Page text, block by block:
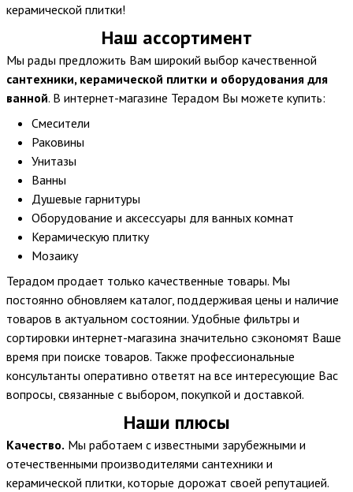
керамической плитки!
Наш ассортимент
Мы рады предложить Вам широкий выбор качественной
сантехники, керамической плитки и оборудования для
ванной. В интернет-магазине Терадом Вы можете купить:
Смесители
Раковины
Унитазы
Ванны
Душевые гарнитуры
Оборудование и аксессуары для ванных комнат
Керамическую плитку
Мозаику
Терадом продает только качественные товары. Мы
постоянно обновляем каталог, поддерживая цены и наличие
товаров в актуальном состоянии. Удобные фильтры и
сортировки интернет-магазина значительно сэкономят Ваше
время при поиске товаров. Также профессиональные
консультанты оперативно ответят на все интересующие Вас
вопросы, связанные с выбором, покупкой и доставкой.
Наши плюсы
Качество. Мы работаем с известными зарубежными и
отечественными производителями сантехники и
керамической плитки, которые дорожат своей репутацией.